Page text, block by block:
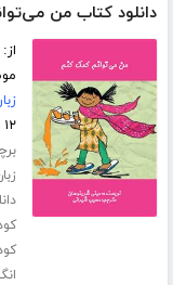
دانلود کتاب من
از:
۱۲ صفحه